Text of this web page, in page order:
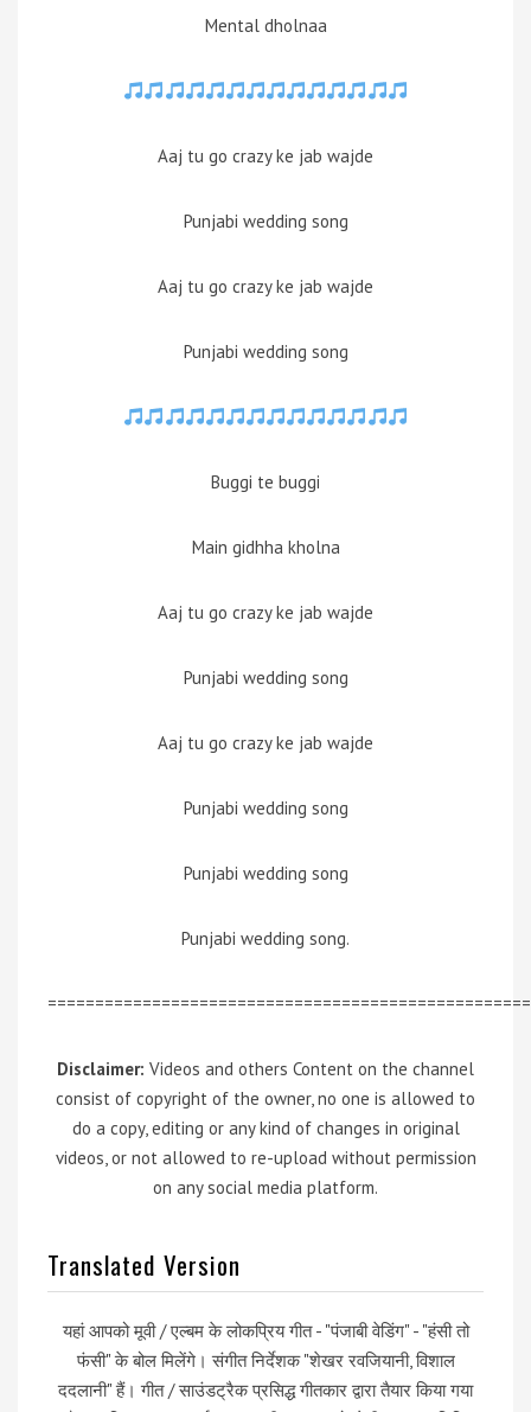
Mental dholnaa
Aaj tu go crazy ke jab wajde
Punjabi wedding song
Aaj tu go crazy ke jab wajde
Punjabi wedding song
Buggi te buggi
Main gidhha kholna
Aaj tu go crazy ke jab wajde
Punjabi wedding song
Aaj tu go crazy ke jab wajde
Punjabi wedding song
Punjabi wedding song
Punjabi wedding song.
Disclaimer: Videos and others Content on the channel
consist of copyright of the owner, no one is allowed to
do a copy, editing or any kind of changes in original
videos, or not allowed to re-upload without permission
on any social media platform.
Translated Version
यहां आपको मूवी / एल्बम के लोकप्रिय गीत - "पंजाबी वेडिंग" - "हंसी तो
फंसी" के बोल मिलेंगे। संगीत निर्देशक "शेखर रवजियानी, विशाल
ददलानी" हैं। गीत / साउंडट्रैक प्रसिद्ध गीतकार द्वारा तैयार किया गया